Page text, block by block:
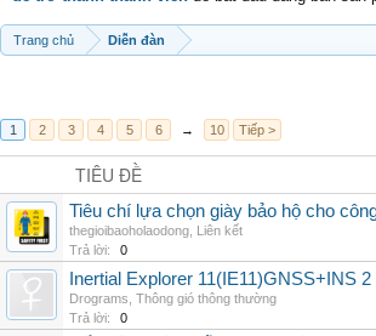
Trang chủ Diễn đàn
1 2 3 4 5 6 → 10 Tiếp >
TIÊU ĐỀ
Tiêu chí lựa chọn giày bảo hộ cho
thegioibaoholaodong Liên kết
Trả lời:
0
Inertial Explorer 11(IE11)GNSS+INS 2
Drograms Thông gió thông thường
Trả lời:
0